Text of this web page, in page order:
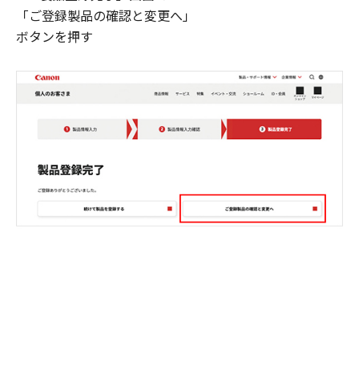
「ご登録製品の確認と変更へ」
ボタンを押す